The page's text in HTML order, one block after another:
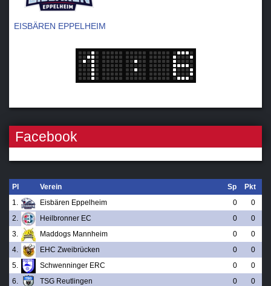
EISBÄREN EPPELHEIM
Facebook
Pl Verein Sp
Pkt
1.
Eisbären Eppelheim 0
0
2.
Heilbronner EC 0
0
3.
Maddogs Mannheim 0
0
4.
EHC Zweibrücken 0
0
5.
Schwenninger ERC 0
0
6.
TSG Reutlingen 0
0